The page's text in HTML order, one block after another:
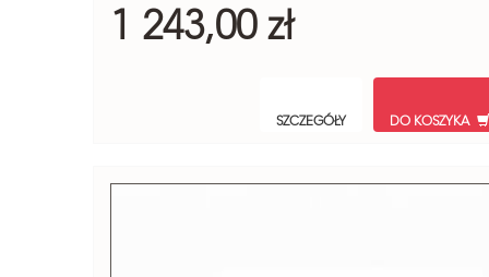
1 243,00 zł
SZCZEGÓŁY DO KOSZYKA